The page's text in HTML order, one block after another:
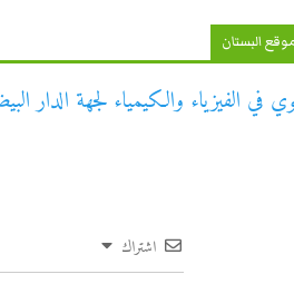
البستان
في الفيزياء والكيمياء لجهة الدار
اشتراك